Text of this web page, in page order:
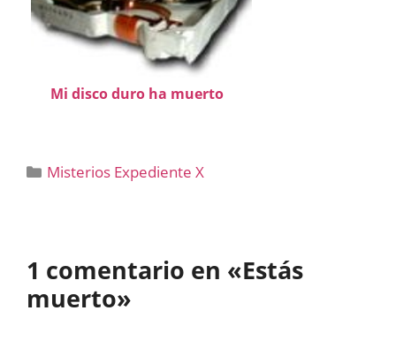
Mi disco duro ha muerto
Categorías
Misterios Expediente X
1 comentario en «Estás
muerto»